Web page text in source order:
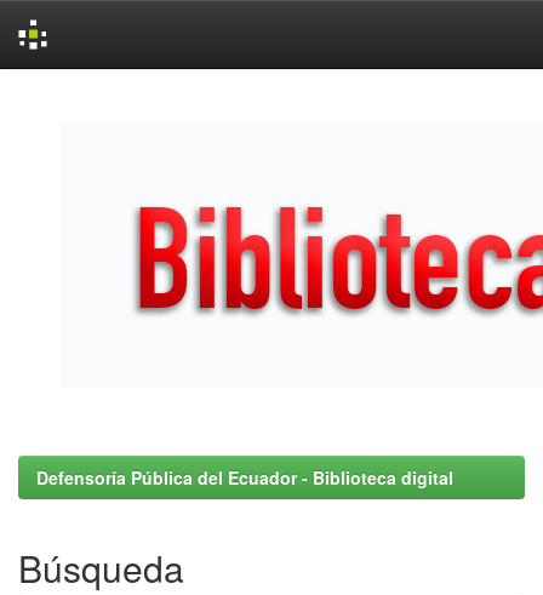
Defensoría Pública del Ecuador - Biblioteca digital
Búsqueda